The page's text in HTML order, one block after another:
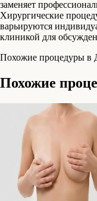
заменяет
Хирургические
варьируются
клиникой для
Похожие процедуры в
Похожие